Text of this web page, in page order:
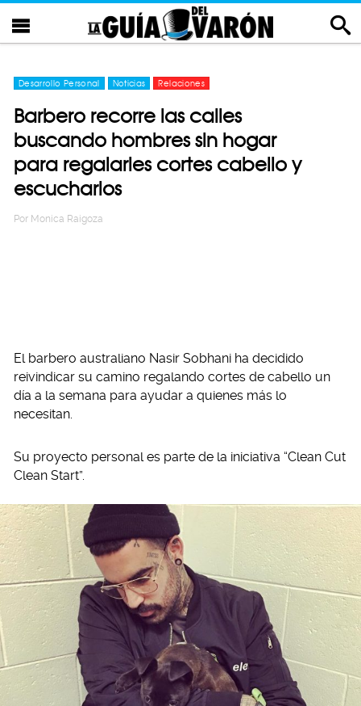
Desarrollo Personal Noticias Relaciones
Barbero recorre las calles
buscando hombres sin hogar
para regalarles cortes cabello y
escucharlos
Por Monica Raigoza
El barbero australiano Nasir Sobhani ha decidido
reivindicar su camino regalando cortes de cabello un
día a la semana para ayudar a quienes más lo
necesitan.
Su proyecto personal es parte de la iniciativa “Clean Cut
Clean Start”.